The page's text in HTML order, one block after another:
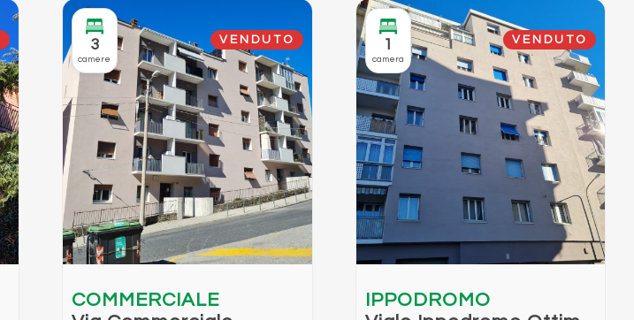
3
camere
VENDUTO
COMMERCIALE
1
camera
VENDUTO
IPPODROMO